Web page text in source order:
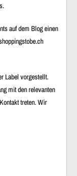
auf dem Blog einen
Label vorgestellt.
mit den relevanten
treten. Wir